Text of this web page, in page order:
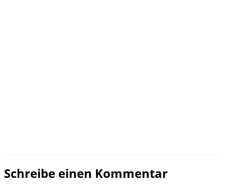
Schreibe einen Kommentar